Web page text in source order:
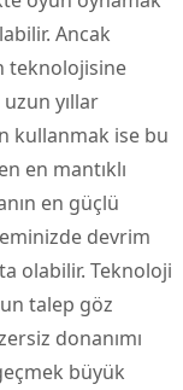
Ancak
teknolojisine
yıllar
kullanmak ise bu
en mantıklı
en güçlü
devrim
olabilir. Teknoloji
talep göz
donanımı
büyük